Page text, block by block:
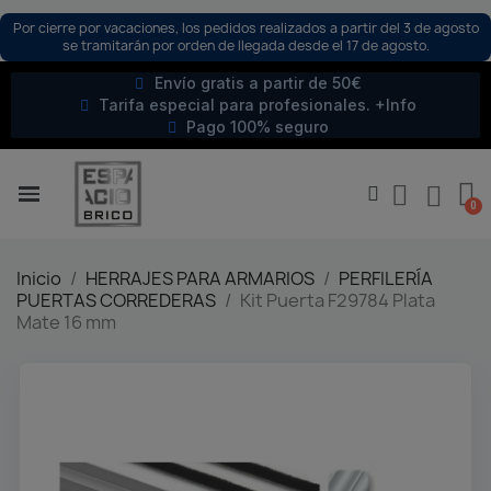
Por cierre por vacaciones, los pedidos realizados a partir del 3 de agosto
se tramitarán por orden de llegada desde el 17 de agosto.
Envío gratis a partir de 50€
Tarifa especial para profesionales. +Info
Pago 100% seguro
Inicio HERRAJES PARA ARMARIOS
PERFILERÍA
PUERTAS CORREDERAS
Kit Puerta F29784 Plata
Mate 16 mm